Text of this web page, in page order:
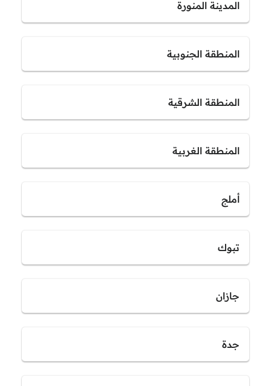
المدينة المنورة
المنطقة الجنوبية
المنطقة الشرقية
المنطقة الغربية
أملج
تبوك
جازان
جدة